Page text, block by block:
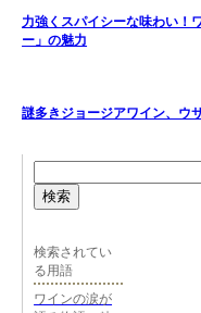
力強くスパイシーな味わい！
ー」の魅力
謎多きジョージアワイン、ウ
検索
検索されてい
る用語
ワインの涙が